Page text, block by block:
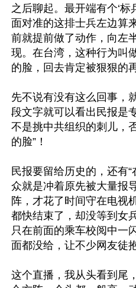
之后聊起。最开端有个‘标
面对准的这排士兵左边算
前就提前做了动作，向左
现。在台湾，这种行为叫
的脸，回去肯定被狠狠的
先不说有没有这么回事，
段文字就可以看出民报是
不是挑中共组织的刺儿，
的脸”！
民报要留给历史的，还有
众就是冲着原先被大量报
阵，才花了时间守在电视
都快结束了，却没等到女
只在前面的乘车校阅中一
面都没给，让不少网友徒
这个直播，我从头看到尾